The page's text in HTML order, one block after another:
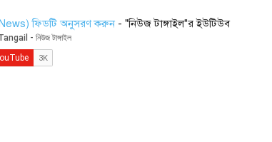
News) ফিডটি অনুসরণ করুন - "নিউজ টাঙ্গাইল"র ইউটিউব